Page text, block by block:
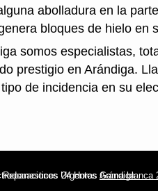
abolladura en la
bloques de hielo en
somos especialistas,
prestigio en Arándiga.
de incidencia en su
24 Horas Arándiga
Reparaciones Urgentes Gama blanca